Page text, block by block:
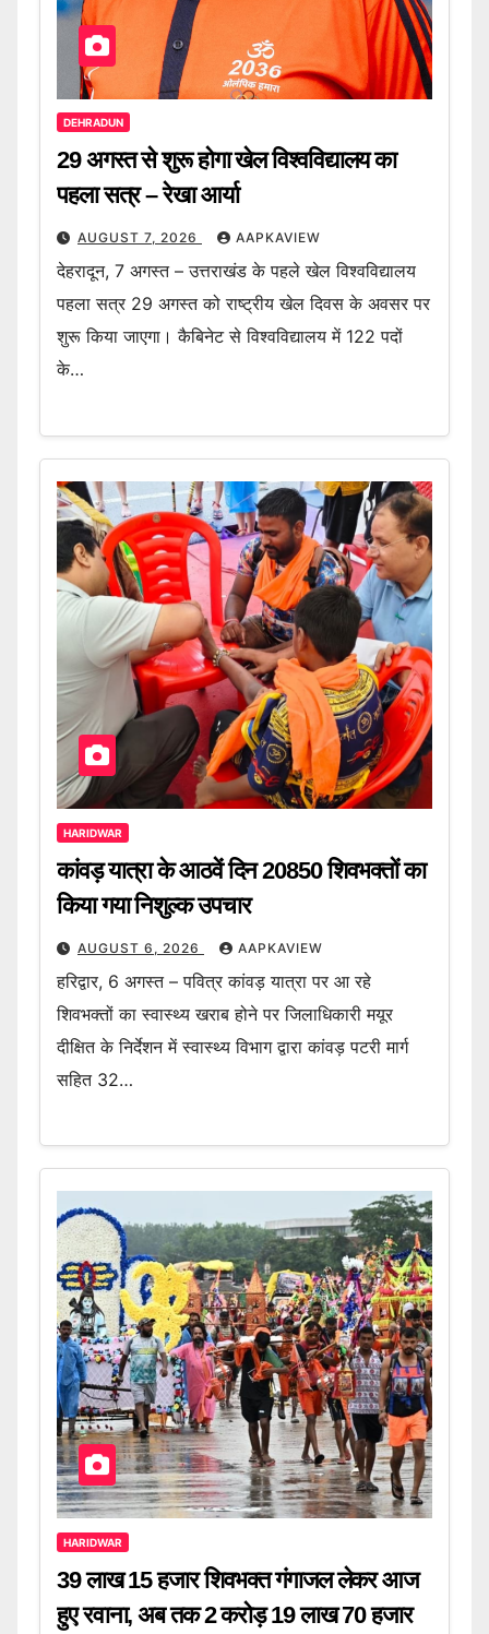
DEHRADUN
29 अगस्त से शुरू होगा खेल विश्वविद्यालय का
पहला सत्र – रेखा आर्या
AUGUST 7, 2026 AAPKAVIEW
देहरादून, 7 अगस्त – उत्तराखंड के पहले खेल विश्वविद्यालय
पहला सत्र 29 अगस्त को राष्ट्रीय खेल दिवस के अवसर पर
शुरू किया जाएगा। कैबिनेट से विश्वविद्यालय में 122 पदों
के…
HARIDWAR
कांवड़ यात्रा के आठवें दिन 20850 शिवभक्तों का
किया गया निशुल्क उपचार
AUGUST 6, 2026 AAPKAVIEW
हरिद्वार, 6 अगस्त – पवित्र कांवड़ यात्रा पर आ रहे
शिवभक्तों का स्वास्थ्य खराब होने पर जिलाधिकारी मयूर
दीक्षित के निर्देशन में स्वास्थ्य विभाग द्वारा कांवड़ पटरी मार्ग
सहित 32…
HARIDWAR
39 लाख 15 हजार शिवभक्त गंगाजल लेकर आज
हुए रवाना, अब तक 2 करोड़ 19 लाख 70 हजार